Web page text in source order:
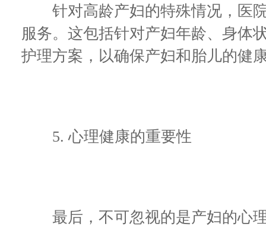
针对高龄产妇的特殊情况，医院
服务。这包括针对产妇年龄、身体
护理方案，以确保产妇和胎儿的健
5. 心理健康的重要性
最后，不可忽视的是产妇的心理